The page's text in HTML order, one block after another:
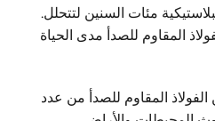
مئات السنين لتتحلل.
المقاوم للصدأ مدى الحياة
المقاوم للصدأ من عدد